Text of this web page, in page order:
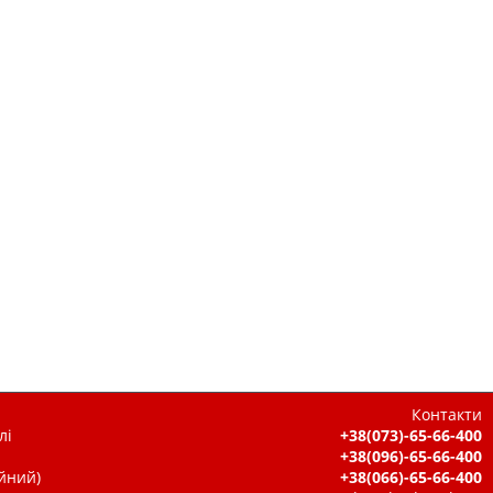
Контакти
+38(073)-65-66-400
+38(096)-65-66-400
+38(066)-65-66-400